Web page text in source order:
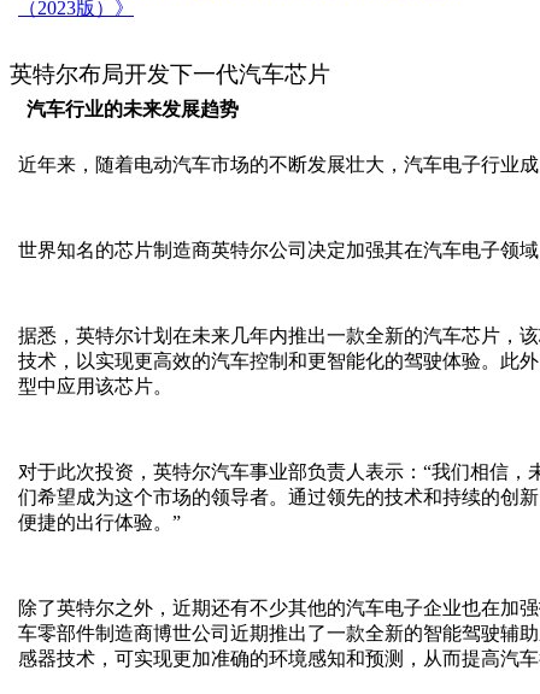
（2023版）》
英特尔布局开发下一代汽车芯片
汽车行业的未来发展趋势
近年来，随着电动汽车市场的不断发展壮大，汽车电子行业
世界知名的芯片制造商英特尔公司决定加强其在汽车电子领
据悉，英特尔计划在未来几年内推出一款全新的汽车芯片，
技术，以实现更高效的汽车控制和更智能化的驾驶体验。此
型中应用该芯片。
对于此次投资，英特尔汽车事业部负责人表示：“我们相信
们希望成为这个市场的领导者。通过领先的技术和持续的创
便捷的出行体验。”
除了英特尔之外，近期还有不少其他的汽车电子企业也在加
车零部件制造商博世公司近期推出了一款全新的智能驾驶辅
感器技术，可实现更加准确的环境感知和预测，从而提高汽